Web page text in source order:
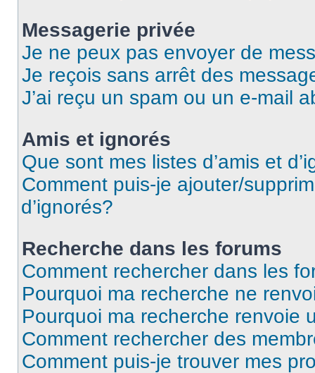
Messagerie privée
Je ne peux pas envoyer de
Je reçois sans arrêt des
J’ai reçu un spam ou un e-mail
Amis et ignorés
Que sont mes listes d’amis et
Comment puis-je ajouter/
d’ignorés?
Recherche dans les forums
Comment rechercher dans les
Pourquoi ma recherche ne
Pourquoi ma recherche renvoie
Comment rechercher des
Comment puis-je trouver mes